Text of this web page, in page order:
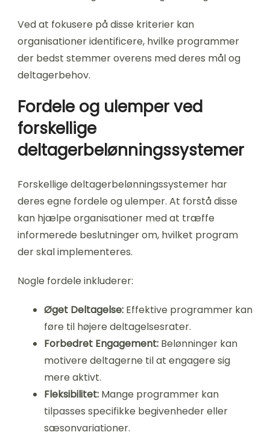
Ved at fokusere på disse kriterier kan
organisationer identificere, hvilke programmer
der bedst stemmer overens med deres mål og
deltagerbehov.
Fordele og ulemper ved
forskellige
deltagerbelønningssystemer
Forskellige deltagerbelønningssystemer har
deres egne fordele og ulemper. At forstå disse
kan hjælpe organisationer med at træffe
informerede beslutninger om, hvilket program
der skal implementeres.
Nogle fordele inkluderer:
Øget Deltagelse: Effektive programmer kan
føre til højere deltagelsesrater.
Forbedret Engagement: Belønninger kan
motivere deltagerne til at engagere sig
mere aktivt.
Fleksibilitet: Mange programmer kan
tilpasses specifikke begivenheder eller
sæsonvariationer.